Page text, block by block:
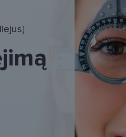
naršyti svetainės turinį bei naudotis jo
pat nerenka informacijos. Be šių slapukų
atlieka savo funkcijas, bet ne ilgiau kaip
Galiojimas Aprašymas
Šis slapukas yra susietas